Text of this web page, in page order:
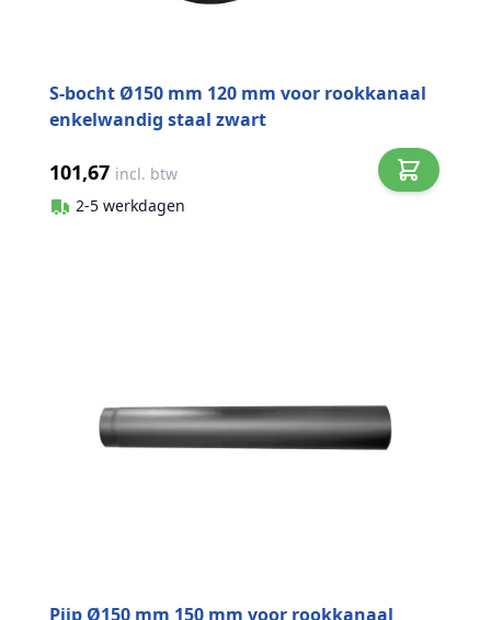
S-bocht Ø150 mm 120 mm voor rookkanaal
enkelwandig staal zwart
101,67 incl. btw
2-5 werkdagen
Pijp Ø150 mm 150 mm voor rookkanaal